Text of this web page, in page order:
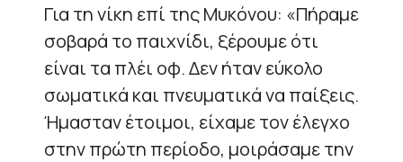
Για τη νίκη επί της Μυκόνου: «Πήραμε
σοβαρά το παιχνίδι, ξέρουμε ότι
είναι τα πλέι οφ. Δεν ήταν εύκολο
σωματικά και πνευματικά να παίξεις.
Ήμασταν έτοιμοι, είχαμε τον έλεγχο
στην πρώτη περίοδο, μοιράσαμε την